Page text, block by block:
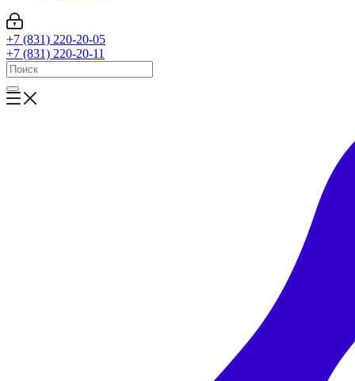
+7 (831) 220-20-05
+7 (831) 220-20-11